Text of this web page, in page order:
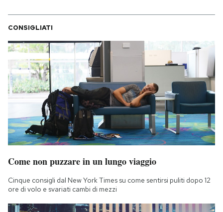
CONSIGLIATI
Come non puzzare in un lungo viaggio
Cinque consigli dal New York Times su come sentirsi puliti dopo 12
ore di volo e svariati cambi di mezzi